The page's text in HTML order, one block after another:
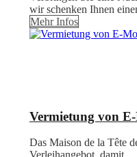
wir schenken Ihnen
Mehr Infos
Vermietung von
Das Maison de la Tête